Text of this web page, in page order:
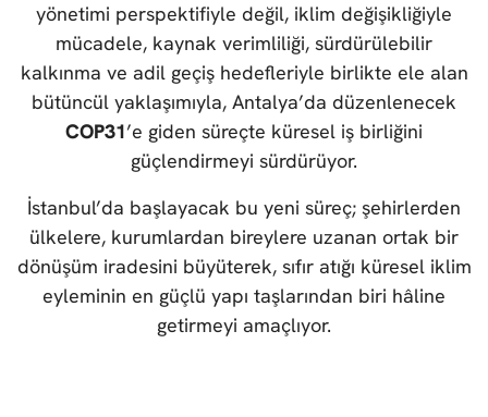
yönetimi perspektifiyle değil, iklim değişikliğiyle
mücadele, kaynak verimliliği, sürdürülebilir
kalkınma ve adil geçiş hedefleriyle birlikte ele alan
bütüncül yaklaşımıyla, Antalya’da düzenlenecek
COP31’e giden süreçte küresel iş birliğini
güçlendirmeyi sürdürüyor.
İstanbul’da başlayacak bu yeni süreç; şehirlerden
ülkelere, kurumlardan bireylere uzanan ortak bir
dönüşüm iradesini büyüterek, sıfır atığı küresel iklim
eyleminin en güçlü yapı taşlarından biri hâline
getirmeyi amaçlıyor.